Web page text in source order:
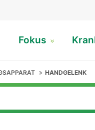
Fokus
HANDGELENK